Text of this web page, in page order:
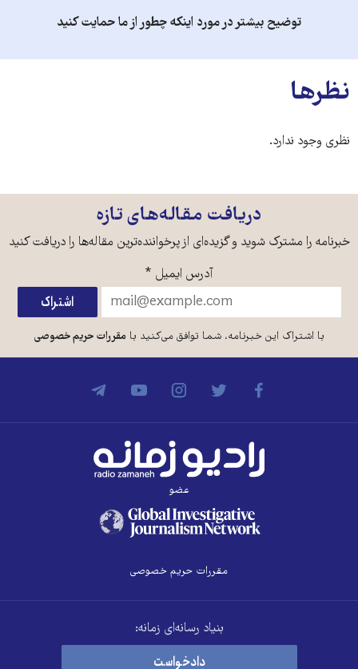
توضیح بیشتر در مورد اینکه چطور از ما حمایت کنید
نظرها
نظری وجود ندارد.
دریافت مقاله‌های تازه
خبرنامه را مشترک شوید و گزیده‌ای از پرخواننده‌ترین مقاله‌ها را دریافت کنید
آدرس ایمیل *
با اشتراک این خبرنامه، شما توافق می‌کنید بامقررات حریم خصوصی
عضو
مقررات حریم خصوصی
بنیاد رسانه‌ای زمانه:
دادخواست